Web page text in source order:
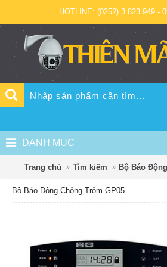
HOTLINE: (0252) 3 823 949 -
DANH MỤC
Trang chủ Tìm kiếm Bộ Báo
Bộ Báo Động Chống Trộm GP05